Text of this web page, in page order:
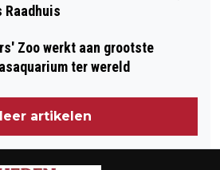
Raadhuis
Zoo werkt aan grootste
ter wereld
artikelen